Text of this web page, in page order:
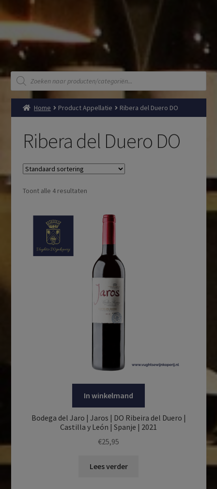
Producten
zoeken
Home Product Appellatie Ribera del Duero DO
Ribera del Duero DO
Toont alle 4 resultaten
In winkelmand
Bodega del Jaro | Jaros | DO Ribeira del Duero |
Castilla y León | Spanje | 2021
€25,95
Lees verder